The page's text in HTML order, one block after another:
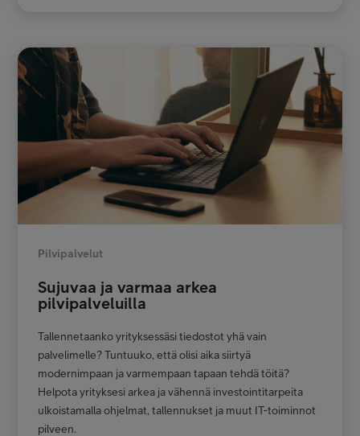
Pilvipalvelut
Sujuvaa ja varmaa arkea
pilvipalveluilla
Tallennetaanko yrityksessäsi tiedostot yhä vain
palvelimelle? Tuntuuko, että olisi aika siirtyä
modernimpaan ja varmempaan tapaan tehdä töitä?
Helpota yrityksesi arkea ja vähennä investointitarpeita
ulkoistamalla ohjelmat, tallennukset ja muut IT-toiminnot
pilveen.